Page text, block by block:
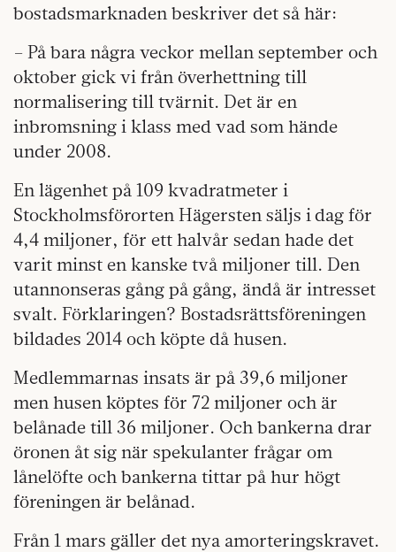
bostadsmarknaden beskriver det så här:
– På bara några veckor mellan september och
oktober gick vi från överhettning till
normalisering till tvärnit. Det är en
inbromsning i klass med vad som hände
under 2008.
En lägenhet på 109 kvadratmeter i
Stockholmsförorten Hägersten säljs i dag för
4,4 miljoner, för ett halvår sedan hade det
varit minst en kanske två miljoner till. Den
utannonseras gång på gång, ändå är intresset
svalt. Förklaringen? Bostadsrättsföreningen
bildades 2014 och köpte då husen.
Medlemmarnas insats är på 39,6 miljoner
men husen köptes för 72 miljoner och är
belånade till 36 miljoner. Och bankerna drar
öronen åt sig när spekulanter frågar om
lånelöfte och bankerna tittar på hur högt
föreningen är belånad.
Från 1 mars gäller det nya amorteringskravet.